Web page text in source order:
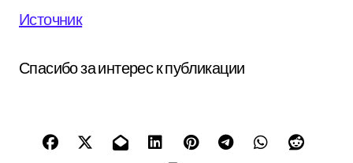
Источник
Спасибо за интерес к публикации